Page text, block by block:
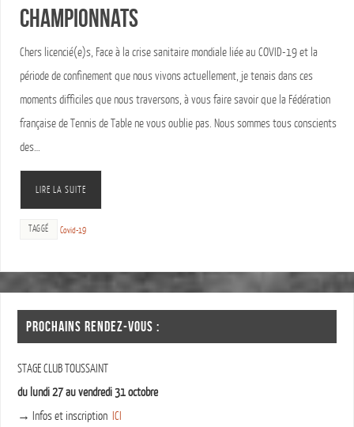
championnats
Chers licencié(e)s, Face à la crise sanitaire mondiale liée au COVID-19 et la
période de confinement que nous vivons actuellement, je tenais dans ces
moments difficiles que nous traversons, à vous faire savoir que la Fédération
française de Tennis de Table ne vous oublie pas. Nous sommes tous conscients
des…
LIRE LA SUITE
TAGGÉ Covid-19
PROCHAINS RENDEZ-VOUS :
STAGE CLUB TOUSSAINT
du lundi 27 au vendredi 31 octobre
→ Infos et inscription ICI